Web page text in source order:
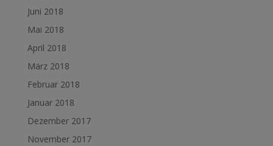
Juni 2018
Mai 2018
April 2018
März 2018
Februar 2018
Januar 2018
Dezember 2017
November 2017